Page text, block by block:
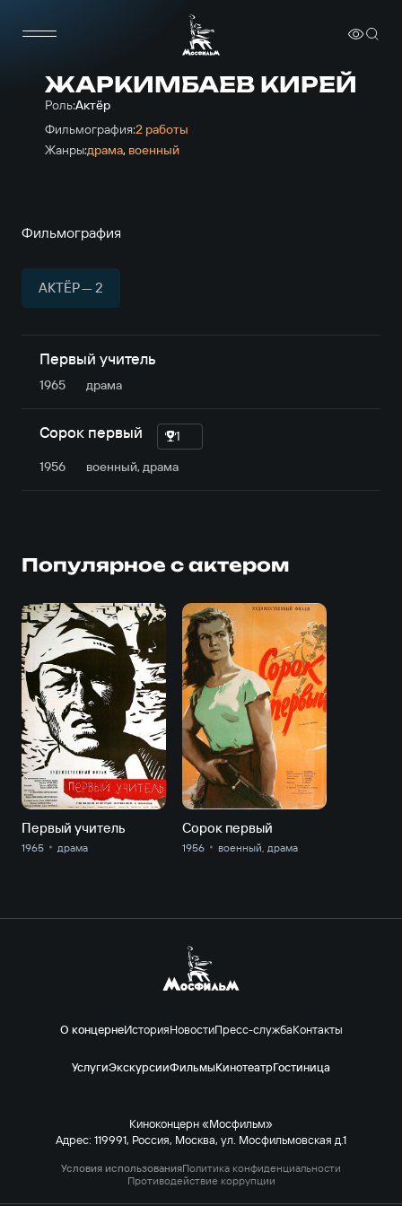
ЖАРКИМБАЕВ КИРЕЙ
Роль:Актёр
Фильмография:2 работы
Жанры:драма, военный
Фильмография
АКТЁР — 2
Первый учитель
1965 драма
Сорок первый
1
1956
военный, драма
Популярное с актером
Первый учитель
1965 драма
Сорок первый
1956 военный, драма
О концернеИсторияНовостиПресс-службаКонтакты
УслугиЭкскурсииФильмыКинотеатрГостиница
Киноконцерн «Мосфильм»
Адрес: 119991, Россия, Москва, ул. Мосфильмовская д.1
Условия использованияПолитика конфиденциальности
Противодействие коррупции